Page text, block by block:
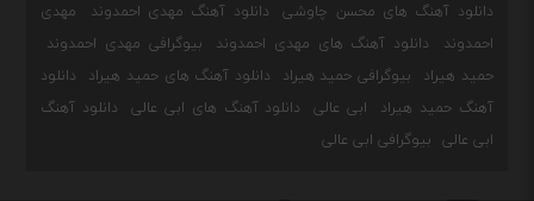
دانلود آهنگ های محسن چاوشی
دانلود آهنگ مهدی احمدوند
مهدی
احمدوند
دانلود آهنگ های مهدی احمدوند
بیوگرافی مهدی احمدوند
حمید هیراد
بیوگرافی حمید هیراد دانلود آهنگ های حمید هیراد
دانلود
آهنگ حمید هیراد
ابی عالی دانلود آهنگ های ابی عالی
دانلود آهنگ
ابی عالی
بیوگرافی ابی عالی